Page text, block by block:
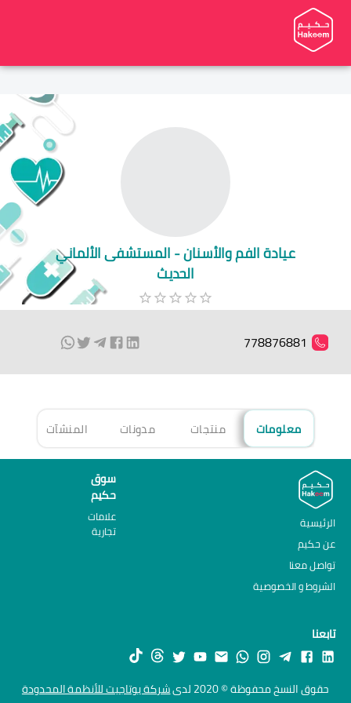
عيادة الفم والأسنان - المستشفى الألماني
الحديث
778876881
معلومات منتجات مدونات المنشآت
الرئيسية
عن حكيم
تواصل معنا
الشروط و الخصوصية
سوق
حكيم
علامات
تجارية
تابعنا
حقوق النسخ محفوظة © 2020 لدى شركة يوتاجيت للأنظمة المحدودة